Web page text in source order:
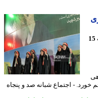
- اجتماع شبانه صد و پنجاه